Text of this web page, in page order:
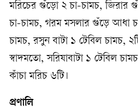
মরিচের গুঁড়ো ২ চা-চামচ, জিরার
চা-চামচ, গরম মসলার গুঁড়ে আধা
চামচ, রসুন বাটা ১ টেবিল চামচ,
স্বাদমতো, সরিষাবাটা ১ টেবিল
কাঁচা মরিচ ৬টি।
প্রণালি